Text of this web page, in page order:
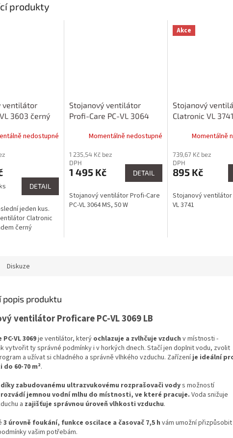
produkty
ventilátor
3603 černý
nedostupné
DETAIL
jeden kus.
Clatronic
černý
Stojanový ventilátor
Profi-Care PC-VL 3064
Momentálně nedostupné
1 235,54 Kč bez
DPH
1 495 Kč DETAIL
Stojanový ventilátor Profi-Care
PC-VL 3064 MS, 50 W
Akce
Stojanový
Clatronic VL 3741
Momentálně
739,67 Kč bez
DPH
895 Kč
Stojanový
VL 3741
Diskuze
popis produktu
ventilátor Proficare PC-VL 3069 LB
VL 3069je ventilátor, který ochlazuje a zvlhčuje vzduch v místnosti -
vytvořit ty správné podmínky i v horkých dnech. Stačí jen doplnit vodu, zvolit
a užívat si chladného a správně vlhkého vzduchu. Zařízeníje ideální
60-70 m².
díky zabudovanému ultrazvukovému rozprašovači vodys možností
rozvádí jemnou vodní mlhu do místnosti, ve které pracuje. Voda snižuje
a zajišťuje správnou úroveň vlhkosti vzduchu.
3 úrovně foukání, funkce oscilace a časovač 7,5 h vám umožní přizpůsobit
vašim potřebám.